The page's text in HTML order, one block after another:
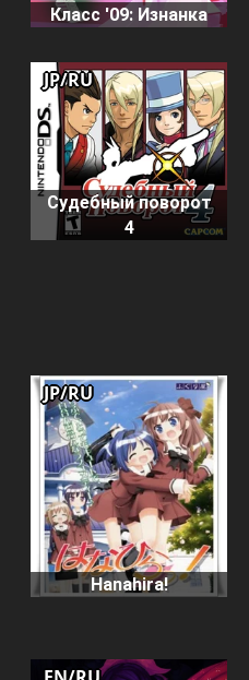
Класс '09: Изнанка
Судебный поворот
4
JP/RU
Hanahira!
JP/RU